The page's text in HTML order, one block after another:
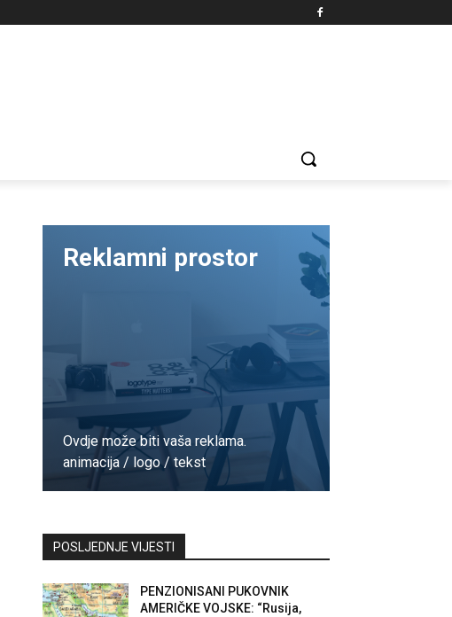
Reklamni prostor
Ovdje može biti vaša reklama.
animacija / logo / tekst
POSLJEDNJE VIJESTI
PENZIONISANI PUKOVNIK
AMERIČKE VOJSKE: “Rusija,